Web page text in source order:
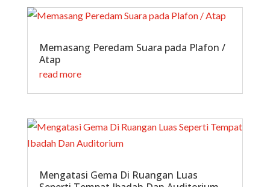
Memasang Peredam Suara pada Plafon /
Atap
read more
Mengatasi Gema Di Ruangan Luas